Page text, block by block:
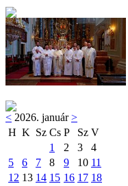
< 2026. január>
H K Sz Cs P Sz V
1
2 3
4
5
6 7 8 9 10 11
12 13 14 15 16 17 18